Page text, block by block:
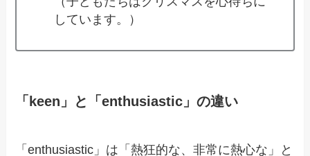
しています。）
「keen」と「enthusiastic」の違い
「enthusiastic」は「熱狂的な、非常に熱心な」と